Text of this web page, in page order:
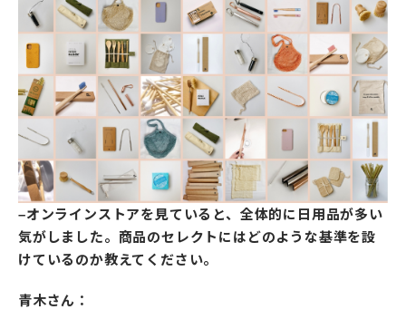
–オンラインストアを見ていると、全体的に日用品が多い
気がしました。商品のセレクトにはどのような基準を設
けているのか教えてください。
青木さん：